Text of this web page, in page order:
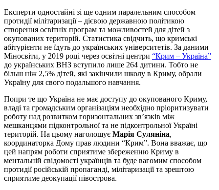
Експерти одностайні зі ще одним паралельним способом
протидії мілітаризації – дієвою державною політикою
створення освітніх програм та можливостей для дітей з
окупованих територій. Статистика свідчить, що кримські
абітурієнти не їдуть до українських університетів. За даними
Міносвіти, у 2019 році через освітні центри “Крим – Україна”
до українських ВНЗ вступило лише 264 дитини. Тобто не
більш ніж 2,5% дітей, які закінчили школу в Криму, обрали
Україну для свого подальшого навчання.
Попри те що Україна не має доступу до окупованого Криму,
владі та громадським організаціям необхідно пріоритизувати
роботу над розвитком горизонтальних зв’язків між
мешканцями підконтрольної та не підконтрольної Україні
територій. На цьому наголошує Марія Суляніна,
координаторка Дому прав людини “Крим”. Вона вважає, що
цей напрям роботи сприятиме збереженню Криму в
ментальній свідомості українців та буде вагомим способом
протидії російській пропаганді, мілітаризації та зрештою
сприятиме деокупації півострова.